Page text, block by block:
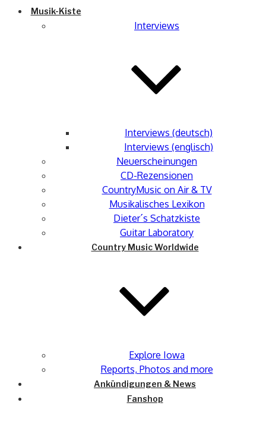
Musik-Kiste
Interviews
Interviews (deutsch)
Interviews (englisch)
Neuerscheinungen
CD-Rezensionen
CountryMusic on Air & TV
Musikalisches Lexikon
Dieter´s Schatzkiste
Guitar Laboratory
Country Music Worldwide
Explore Iowa
Reports, Photos and more
Ankündigungen & News
Fanshop